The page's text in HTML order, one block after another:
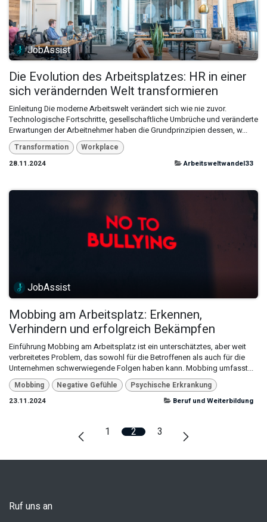
JobAssist
Die Evolution des Arbeitsplatzes: HR in einer
sich verändernden Welt transformieren
Einleitung Die moderne Arbeitswelt verändert sich wie nie zuvor.
Technologische Fortschritte, gesellschaftliche Umbrüche und veränderte
Erwartungen der Arbeitnehmer haben die Grundprinzipien dessen, w...
Transformation Workplace
28.11.2024 Arbeitsweltwandel33
JobAssist
Mobbing am Arbeitsplatz: Erkennen,
Verhindern und erfolgreich Bekämpfen
Einführung Mobbing am Arbeitsplatz ist ein unterschätztes, aber weit
verbreitetes Problem, das sowohl für die Betroffenen als auch für die
Unternehmen schwerwiegende Folgen haben kann. Mobbing umfasst...
Mobbing Negative Gefühle Psychische Erkrankung
23.11.2024 Beruf und Weiterbildung
1 2 3
Ruf uns an